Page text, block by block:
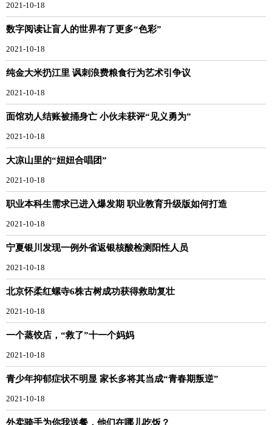
2021-10-18
数字阅读让盲人的世界有了更多“色彩”
2021-10-18
纯金大米扔江里 讽刺浪费粮食行为艺术引争议
2021-10-18
面馆劝人结账被捅身亡 小伙未获评“见义勇为”
2021-10-18
大凉山里的“妞妞合唱团”
2021-10-18
职业本科生需求已进入爆发期 职业教育升级版如何打造
2021-10-18
宁夏银川发现一例外省返银核酸检测阳性人员
2021-10-18
北京怀柔红螺寺6株古树成功获得救助复壮
2021-10-18
一个蒸饺店，“救了”十一个妈妈
2021-10-18
青少年抑郁症状不明显 家长多将其当成“青春期叛逆”
2021-10-18
外卖骑手为你我送餐，他们在哪儿吃饭？